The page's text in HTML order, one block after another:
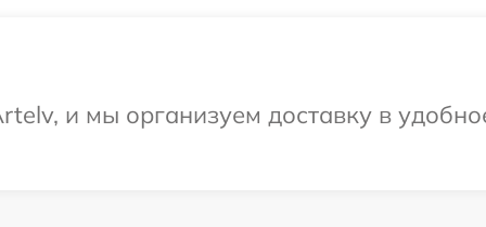
и мы организуем доставку в